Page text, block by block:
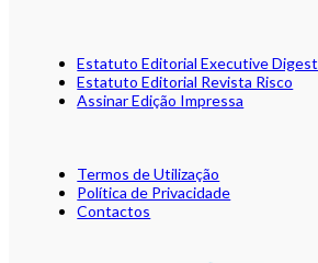
Estatuto Editorial Executive Digest
Estatuto Editorial Revista Risco
Assinar Edição Impressa
Termos de Utilização
Política de Privacidade
Contactos